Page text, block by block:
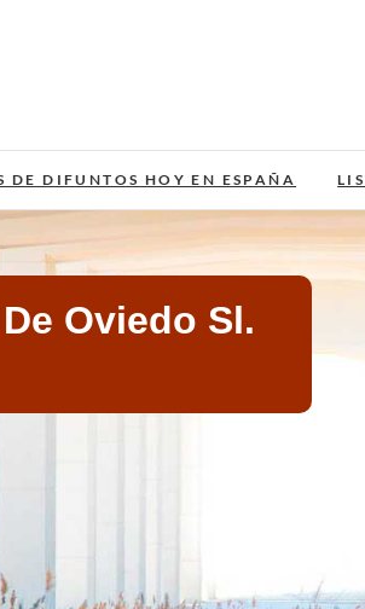
DE DIFUNTOS HOY EN ESPAÑA
Oviedo Sl.